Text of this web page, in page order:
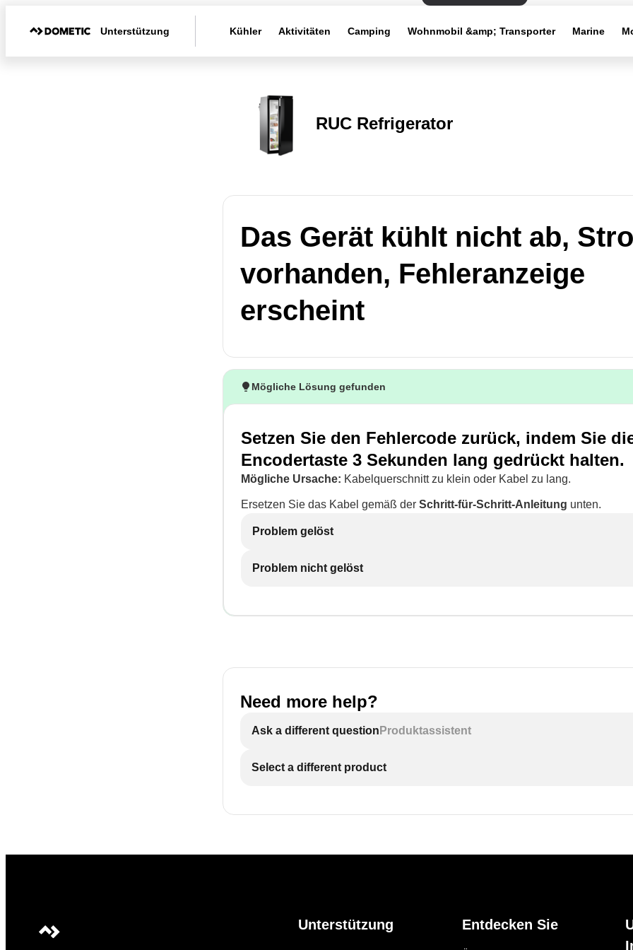
Unterstützung Kühler Aktivitäten Camping Wohnmobil &amp; Transporter Marine
RUC Refrigerator
Das Gerät kühlt nicht ab,
vorhanden, Fehleranzeige
erscheint
Mögliche Lösung gefunden
Setzen Sie den Fehlercode zurück, indem Sie
Encodertaste 3 Sekunden lang gedrückt halten.
Mögliche Ursache: Kabelquerschnitt zu klein oder Kabel zu lang.
Ersetzen Sie das Kabel gemäß der Schritt-für-Schritt-Anleitung unten.
Problem gelöst
Problem nicht gelöst
Need more help?
Ask a different question Produktassistent
Select a different product
Unterstützung Entdecken Sie